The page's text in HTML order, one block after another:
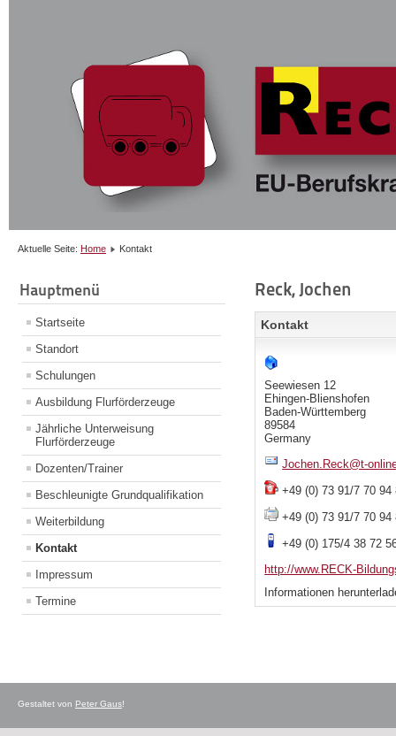
Aktuelle Seite: Home Kontakt
Hauptmenü
Startseite
Standort
Schulungen
Ausbildung Flurförderzeuge
Jährliche Unterweisung
Flurförderzeuge
Dozenten/Trainer
Beschleunigte Grundqualifikation
Weiterbildung
Kontakt
Impressum
Termine
Reck, Jochen
Kontakt
Seewiesen 12
Ehingen-Blienshofen
Baden-Württemberg
89584
Germany
Jochen.Reck@t-
+49 (0) 73 91/7 70 94
+49 (0) 73 91/7 70 94
+49 (0) 175/4 38 72
http://www.RECK-
Informationen
Gestaltet von Peter Gaus!